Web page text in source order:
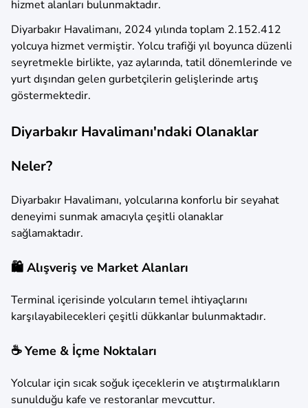
hizmet alanları bulunmaktadır.
Diyarbakır Havalimanı, 2024 yılında toplam 2.152.412
yolcuya hizmet vermiştir. Yolcu trafiği yıl boyunca düzenli
seyretmekle birlikte, yaz aylarında, tatil dönemlerinde ve
yurt dışından gelen gurbetçilerin gelişlerinde artış
göstermektedir.
Diyarbakır Havalimanı'ndaki Olanaklar
Neler?
Diyarbakır Havalimanı, yolcularına konforlu bir seyahat
deneyimi sunmak amacıyla çeşitli olanaklar
sağlamaktadır.
🛍️ Alışveriş ve Market Alanları
Terminal içerisinde yolcuların temel ihtiyaçlarını
karşılayabilecekleri çeşitli dükkanlar bulunmaktadır.
☕ Yeme & İçme Noktaları
Yolcular için sıcak soğuk içeceklerin ve atıştırmalıkların
sunulduğu kafe ve restoranlar mevcuttur.